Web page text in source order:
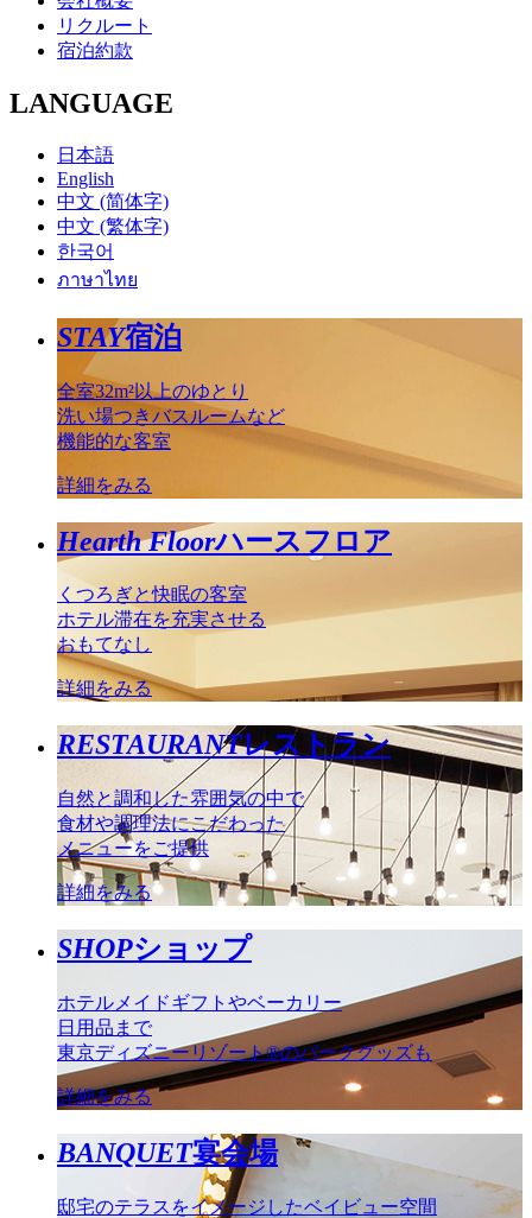
リクルート
宿泊約款
LANGUAGE
日本語
English
中文 (简体字)
中文 (繁体字)
한국어
ภาษาไทย
STAY宿泊
全室32m²以上のゆとり
洗い場つきバスルームなど
機能的な客室
詳細をみる
Hearth Floorハースフロア
くつろぎと快眠の客室
ホテル滞在を充実させる
おもてなし
詳細をみる
RESTAURANTレストラン
自然と調和した雰囲気の中で
食材や調理法にこだわった
メニューをご提供
詳細をみる
SHOPショップ
ホテルメイドギフトやベーカリー
日用品まで
東京ディズニーリゾート®のパークグッズも
詳細をみる
BANQUET宴会場
邸宅のテラスをイメージしたベイビュー空間